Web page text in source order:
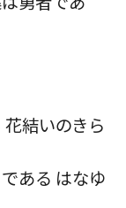
結いのきら
ある はなゆ